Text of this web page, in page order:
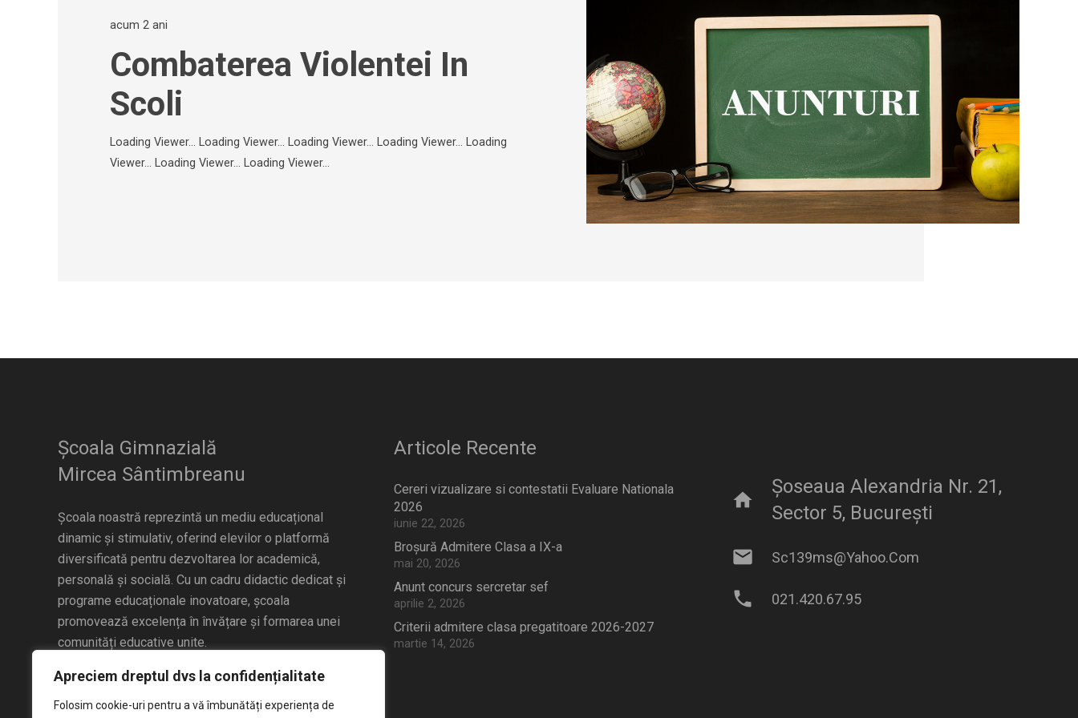
Apreciem dreptul dvs la confidențialitate
Folosim cookie-uri pentru a vă îmbunătăți experiența de
acum 2 ani
Combaterea Violentei In
Scoli
Loading Viewer... Loading Viewer... Loading Viewer... Loading Viewer... Loading
Viewer... Loading Viewer... Loading Viewer...
Școala Gimnazială
Mircea Sântimbreanu
Școala noastră reprezintă un mediu educațional
dinamic și stimulativ, oferind elevilor o platformă
diversificată pentru dezvoltarea lor academică,
personală și socială. Cu un cadru didactic dedicat și
programe educaționale inovatoare, școala
promovează excelența în învățare și formarea unei
comunități educative unite.
Articole Recente
Cereri vizualizare si contestatii Evaluare Nationala
2026
iunie 22, 2026
Broșură Admitere Clasa a IX-a
mai 20, 2026
Anunt concurs sercretar sef
aprilie 2, 2026
Criterii admitere clasa pregatitoare 2026-2027
martie 14, 2026
home
Șoseaua Alexandria Nr. 21,
Sector 5, București
mail
Sc139ms@yahoo.com
phone 021.420.67.95